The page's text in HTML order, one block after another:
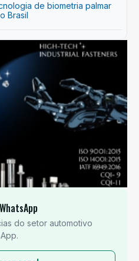
de biometria palmar
Brasil
do setor automotivo